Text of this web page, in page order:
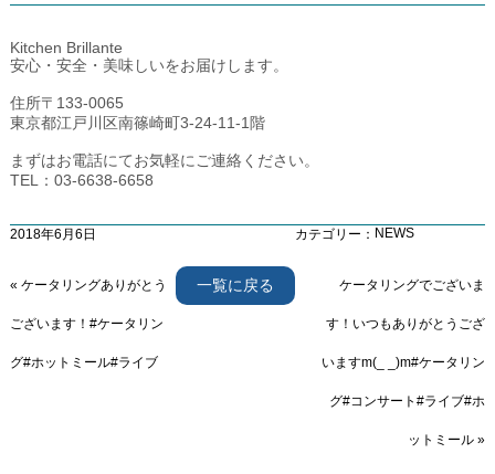
Kitchen Brillante
安心・安全・美味しいをお届けします。
住所〒133-0065
東京都江戸川区南篠崎町3-24-11-1階
まずはお電話にてお気軽にご連絡ください。
TEL：03-6638-6658
2018年6月6日 カテゴリー： NEWS
« ケータリングありがとう
ございます！#ケータリン
グ#ホットミール#ライブ
一覧に戻る ケータリングでございま
す！いつもありがとうござ
いますm(_ _)m#ケータリン
グ#コンサート#ライブ#ホ
ットミール »